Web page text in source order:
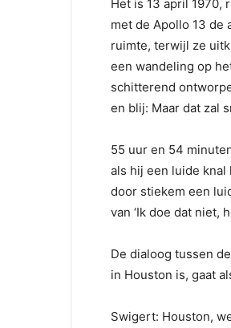
Het is 13 april 1970,
met de Apollo 13 de
ruimte, terwijl ze
een wandeling op
schit­terend
en blij: Maar dat zal
55 uur en 54
als hij een luide
door stiekem een
van ‘Ik doe dat niet,
De dialoog tussen
in Houston is, gaat
Swigert: Houston,